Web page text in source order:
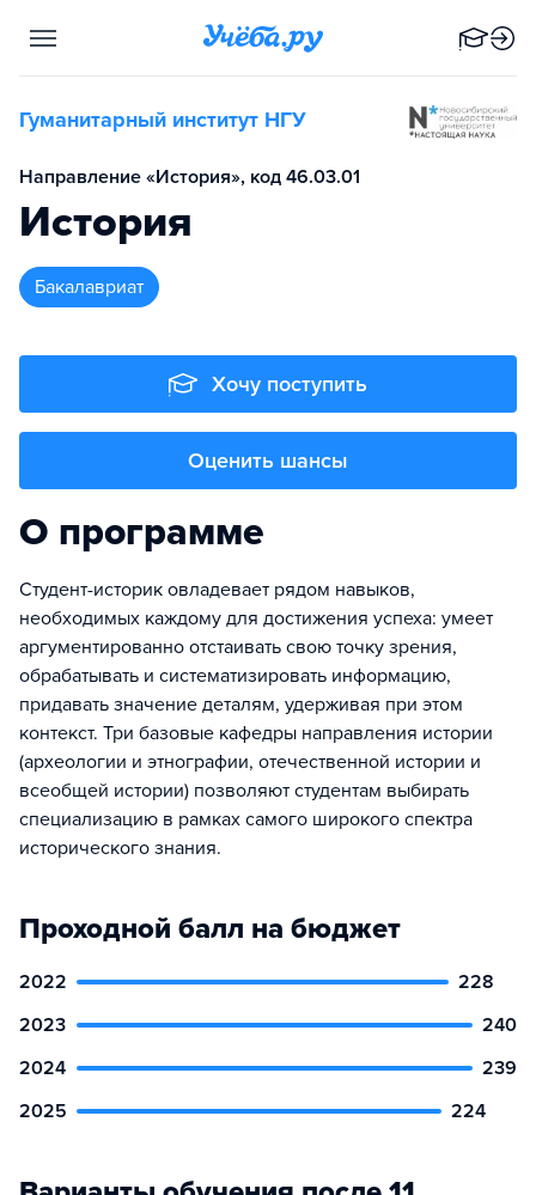
Гуманитарный институт НГУ
Направление «История», код 46.03.01
История
бакалавриат
Хочу поступить
Оценить шансы
О программе
Студент-историк овладевает рядом навыков,
необходимых каждому для достижения успеха: умеет
аргументированно отстаивать свою точку зрения,
обрабатывать и систематизировать информацию,
придавать значение деталям, удерживая при этом
контекст. Три базовые кафедры направления истории
(археологии и этнографии, отечественной истории и
всеобщей истории) позволяют студентам выбирать
специализацию в рамках самого широкого спектра
исторического знания.
Проходной балл на бюджет
2022
228
2023
240
2024
239
2025
224